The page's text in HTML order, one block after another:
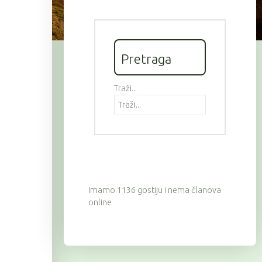
Pretraga
Traži...
Imamo 1136 gostiju i nema članova
online